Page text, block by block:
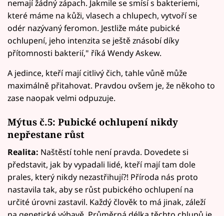
nemají žádný zápach. Jakmile se smísí s bakteriemi,
které máme na kůži, vlasech a chlupech, vytvoří se
odér nazývaný feromon. Jestliže máte pubické
ochlupení, jeho intenzita se ještě znásobí díky
přítomnosti bakterií," říká Wendy Askew.
A jedince, kteří mají citlivý čich, tahle vůně může
maximálně přitahovat. Pravdou ovšem je, že někoho to
zase naopak velmi odpuzuje.
Mýtus č.5: Pubické ochlupení nikdy
nepřestane růst
Realita: Naštěstí tohle není pravda. Dovedete si
představit, jak by vypadali lidé, kteří mají tam dole
prales, který nikdy nezastřihují?! Příroda nás proto
nastavila tak, aby se růst pubického ochlupení na
určité úrovni zastavil. Každý člověk to má jinak, záleží